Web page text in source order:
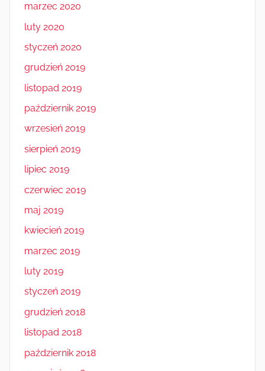
marzec 2020
luty 2020
styczeń 2020
grudzień 2019
listopad 2019
październik 2019
wrzesień 2019
sierpień 2019
lipiec 2019
czerwiec 2019
maj 2019
kwiecień 2019
marzec 2019
luty 2019
styczeń 2019
grudzień 2018
listopad 2018
październik 2018